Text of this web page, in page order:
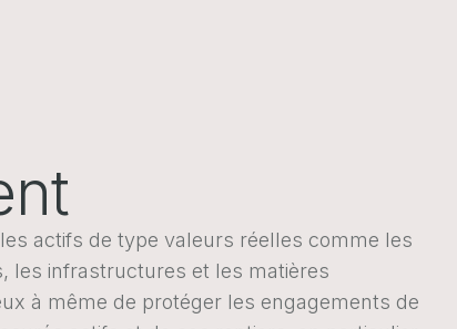
actifs de type valeurs réelles comme les
les infrastructures et les matières
à même de protéger les engagements de